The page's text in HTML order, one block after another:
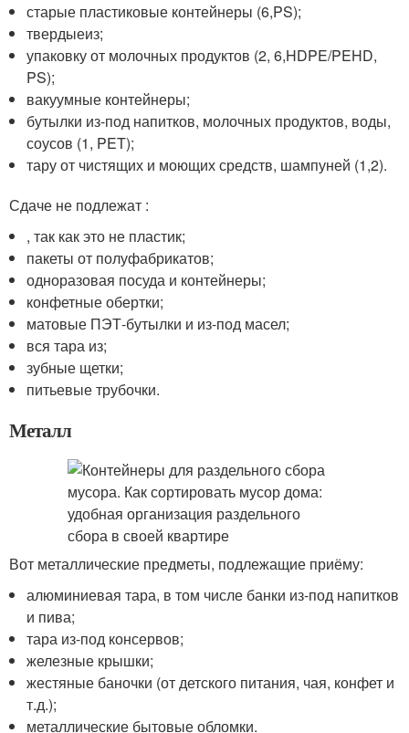
старые пластиковые контейнеры (6,PS);
твердыеиз;
упаковку от молочных продуктов (2, 6,HDPE/PEHD,
PS);
вакуумные контейнеры;
бутылки из-под напитков, молочных продуктов, воды,
соусов (1, PET);
тару от чистящих и моющих средств, шампуней (1,2).
Сдаче не подлежат :
, так как это не пластик;
пакеты от полуфабрикатов;
одноразовая посуда и контейнеры;
конфетные обертки;
матовые ПЭТ-бутылки и из-под масел;
вся тара из;
зубные щетки;
питьевые трубочки.
Металл
Вот металлические предметы, подлежащие приёму:
алюминиевая тара, в том числе банки из-под напитков
и пива;
тара из-под консервов;
железные крышки;
жестяные баночки (от детского питания, чая, конфет и
т.д.);
металлические бытовые обломки.